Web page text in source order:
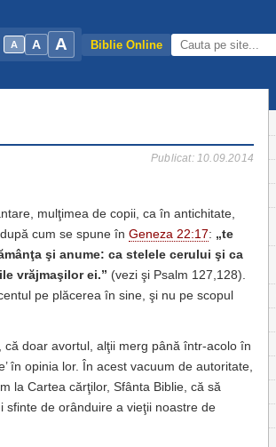
A A A Biblie Online
Publicat: 10.09.2014
mulţimea de copii, ca în antichitate,
cum se spune în Geneza 22:17: „te
şi anume: ca stelele cerului şi ca
vrăjmaşilor ei.” (vezi şi Psalm 127,128).
pe plăcerea în sine, şi nu pe scopul
doar avortul, alţii merg până într-acolo în
în opinia lor. În acest vacuum de autoritate,
la Cartea cărţilor, Sfânta Biblie, că să
sfinte de orânduire a vieţii noastre de